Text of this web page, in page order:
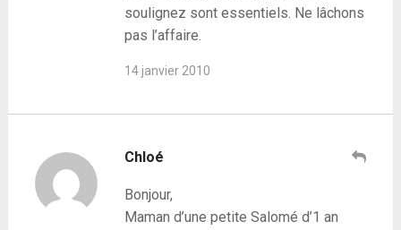
soulignez sont essentiels. Ne lâchons
pas l’affaire.
14 janvier 2010
Chloé
Bonjour,
Maman d’une petite Salomé d’1 an